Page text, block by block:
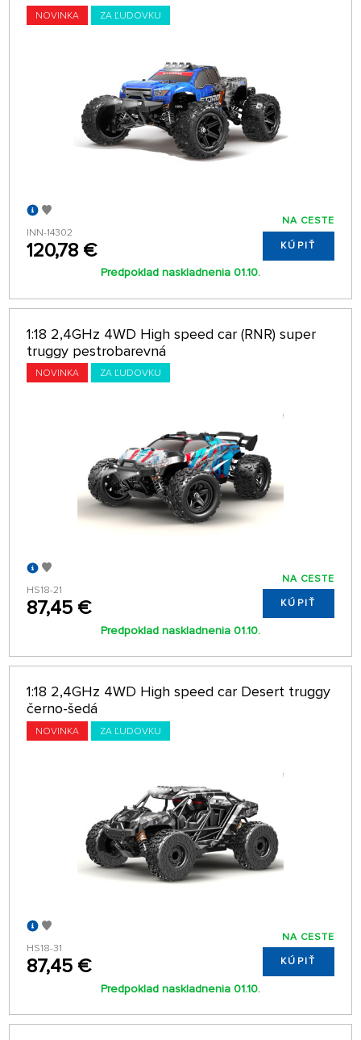
NOVINKA ZA ĽUDOVKU
INN-14302
120,78 €
NA CESTE
KÚPIŤ
Predpoklad naskladnenia 01.10.
1:18 2,4GHz 4WD High speed car (RNR) super
truggy pestrobarevná
NOVINKA ZA ĽUDOVKU
HS18-21
87,45 €
NA CESTE
KÚPIŤ
Predpoklad naskladnenia 01.10.
1:18 2,4GHz 4WD High speed car Desert truggy
černo-šedá
NOVINKA ZA ĽUDOVKU
HS18-31
87,45 €
NA CESTE
KÚPIŤ
Predpoklad naskladnenia 01.10.